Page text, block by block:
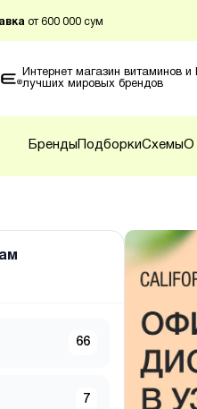
от 600 000 сум
Интернет магазин витаминов
лучших мировых брендов
Бренды ПодборкиСхемыО
66
7